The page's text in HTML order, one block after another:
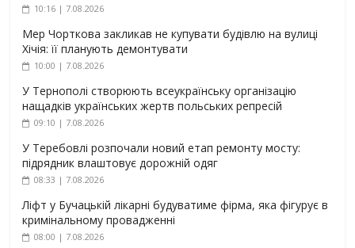
10:16 | 7.08.2026
Мер Чорткова закликав не купувати будівлю на вулиці
Хічія: її планують демонтувати
10:00 | 7.08.2026
У Тернополі створюють всеукраїнську організацію
нащадків українських жертв польських репресій
09:10 | 7.08.2026
У Теребовлі розпочали новий етап ремонту мосту:
підрядник влаштовує дорожній одяг
08:33 | 7.08.2026
Ліфт у Бучацькій лікарні будуватиме фірма, яка фігурує в
кримінальному провадженні
08:00 | 7.08.2026